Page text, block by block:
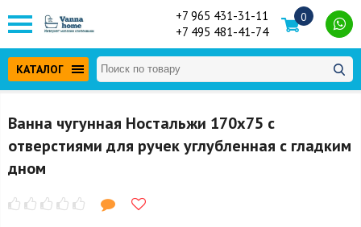
+7 965 431-31-11
+7 495 481-41-74
0
КАТАЛОГ
Ванна чугунная Ностальжи 170x75 с
отверстиями для ручек углубленная с гладким
дном